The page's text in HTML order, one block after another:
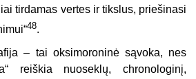
tirdamas vertes ir tikslus, priešinasi
48.
– tai oksimoroninė sąvoka, nes
reiškia nuoseklų, chronologinį,